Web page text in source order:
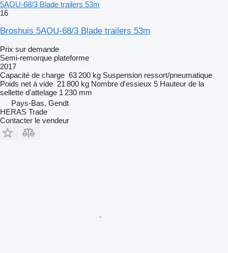
5AOU-68/3 Blade trailers 53m
16
Broshuis 5AOU-68/3 Blade trailers 53m
Prix sur demande
Semi-remorque plateforme
2017
Capacité de charge 63 200 kg Suspension ressort/pneumatique
Poids net à vide 21 800 kg Nombre d'essieux 5 Hauteur de la
sellette d'attelage 1 230 mm
Pays-Bas, Gendt
HERAS Trade
Contacter le vendeur